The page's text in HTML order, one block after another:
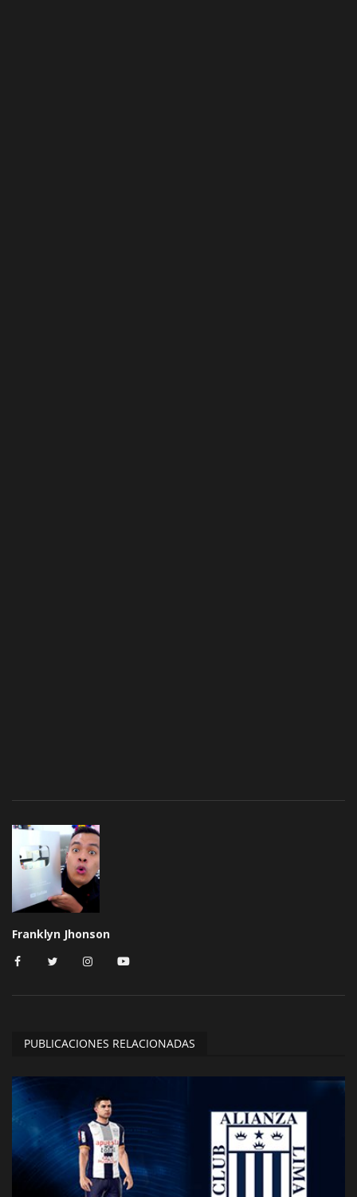
Franklyn Jhonson
PUBLICACIONES RELACIONADAS